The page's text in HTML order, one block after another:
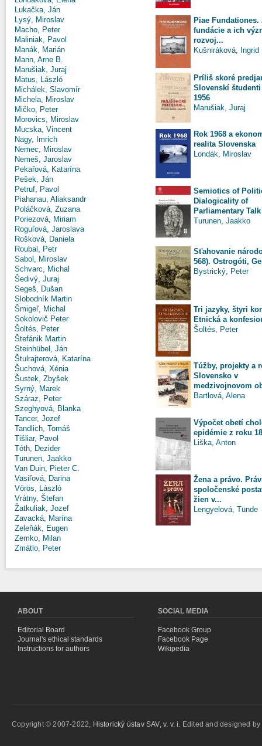
Lukačka, Ján
Lysý, Miroslav
Macho, Peter
Maliniak, Pavol
Manák, Marián
Mann, Arne B.
Marušiak, Juraj
Matus, László
Michálek, Slavomír
Michela, Miroslav
Mičko, Peter
Morovics, Miroslav
Mucska, Vincent
Nagy, Imrich
Nemec, Miroslav
Nemeš, Jaroslav
Pekařová, Katarína
Pešek, Ján
Petruf, Pavol
Piahanau, Aliaksandr
Poláčková, Zuzana
Poriezová, Miriam
Roguľová, Jaroslava
Rošková, Daniela
Roubal, Petr
Sabol, Miroslav
Schvarc, Michal
Šedivý, Juraj
Segeš, Dušan
Slobodník Martin
Šmigeľ, Michal
Sokolovič Peter
Šoltés, Peter
Štefánik Martin
Steinhübel, Ján
Štulrajterová, Katarína
Šuchová, Xénia
Šustek, Zbyšek
Syrný, Marek
Száraz, Peter
Szeghyová, Blanka
Tancer, Jozef
Tandlich, Tomáš
Tišliar, Pavol
Tóth, Dezider
Turunen, Jaakko
Van Duin, Pieter C.
Vasiľová, Darina
Vörös, László
Vrátny, Štefan
Žatkuliak, Jozef
Zavacká, Marína
Zeleňák, Eugen
Zemko, Milan
Zmátlo, Peter
Piae Fundationes.
fundácie a ich
rozvoj...
Kušniráková, Ingrid
Príliš skoré
Slovenskí
1956
Marušiak, Juraj
Rok 1968 a
realita Slovenska
Londák, Miroslav
Semiotics of
Dialogicality of
Parliamentary Talk
Turunen, Jaakko
Sťahovanie
568). Ostrogóti,
Bystrický, Peter
Tri jazyky, štyri
Etnická a
Šoltés, Peter
Túžby, projekty a
Slovensko v
medzivojnovom
Bartlová, Alena
Výpočet obetí
epidémie z roku
Liška, Anton
Žena a právo.
spoločenské
žien v...
Lengyelová, Tünde
ABOUT
Editorial Board
Journal's ethical standards
Instructions for authors
SOCIAL MEDIA
Facebook Group
Facebook Page
Wikipedia
Copyright © 2007-2022, Historický ústav SAV, v. v. i. Edited and designed by